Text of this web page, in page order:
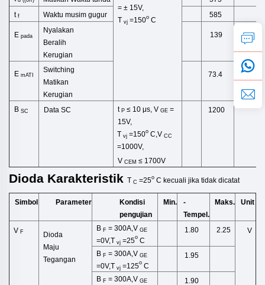
= ± 15V,
Tvj=150o C
tf Waktu musim gugur 585
Epada
Nyalakan
Beralih
Kerugian
139
EmATI
Switching
Matikan
Kerugian
73.4
BSC Data SC tP≤ 10 μs,VGE=
15V,
T vj =150o C,V CC
=1000V,
VCEM≤ 1700V
1200
Dioda Karakteristik T C =25o C kecuali jika tidak dicatat
Simbol Parameter
Kondisi
pengujian
Min.
-
Tempel.
Maks. Unit
VF
Dioda
Maju
Tegangan
BF= 300A,VGE
=0V,Tvj=25o C
1.80 2.25 V
BF= 300A,VGE
=0V,Tvj=125o C
1.95
BF= 300A,VGE 1.90